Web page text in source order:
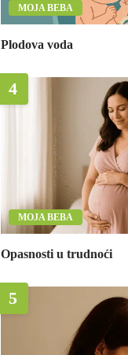
MOJA BEBA
Plodova voda
4
MOJA BEBA
Opasnosti u trudnoći
5